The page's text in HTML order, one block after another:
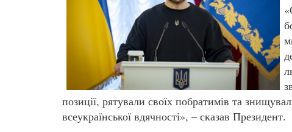
позиції, рятували своїх побратимів та
всеукраїнської вдячності», – сказав Президент.